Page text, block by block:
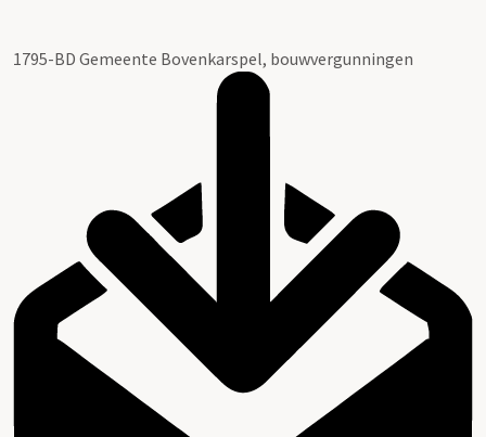
1795-BD Gemeente Bovenkarspel, bouwvergunningen